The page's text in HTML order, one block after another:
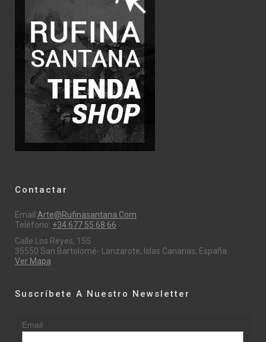
Contactar
Email:Arte@rufinasantana.com
Teléfono: +34 677 55 68 66
Calle Los Reyes, 155
35550 San Bartolomé- Lanzarote, Islas Canarias, España.
Ver Mapa
Suscríbete A Nuestro Newsletter
Email